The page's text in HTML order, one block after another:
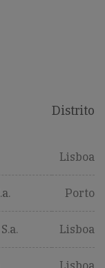
Distrito
Lisboa
Porto
Lisboa